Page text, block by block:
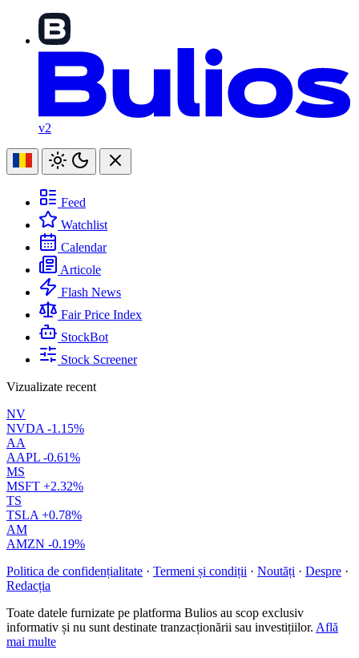
v2
Feed
Watchlist
Calendar
Articole
Flash News
Fair Price Index
StockBot
Stock Screener
Vizualizate recent
NV
NVDA -1.15%
AA
AAPL -0.61%
MS
MSFT +2.32%
TS
TSLA +0.78%
AM
AMZN -0.19%
Politica de confidențialitate · Termeni și condiții · Noutăți · Despre ·
Redacția
Toate datele furnizate pe platforma Bulios au scop exclusiv
informativ și nu sunt destinate tranzacționării sau investițiilor. Află
mai multe